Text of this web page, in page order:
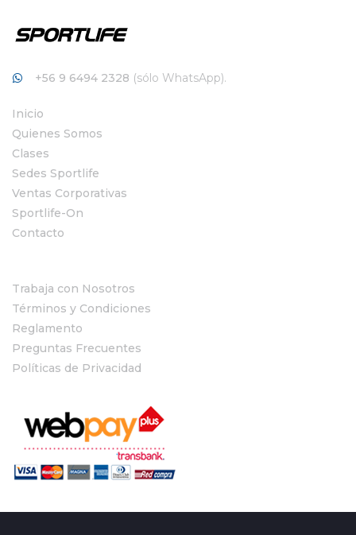
+56 9 6494 2328 (sólo WhatsApp).
Inicio
Quienes Somos
Clases
Sedes Sportlife
Ventas Corporativas
Sportlife-On
Contacto
Trabaja con Nosotros
Términos y Condiciones
Reglamento
Preguntas Frecuentes
Políticas de Privacidad